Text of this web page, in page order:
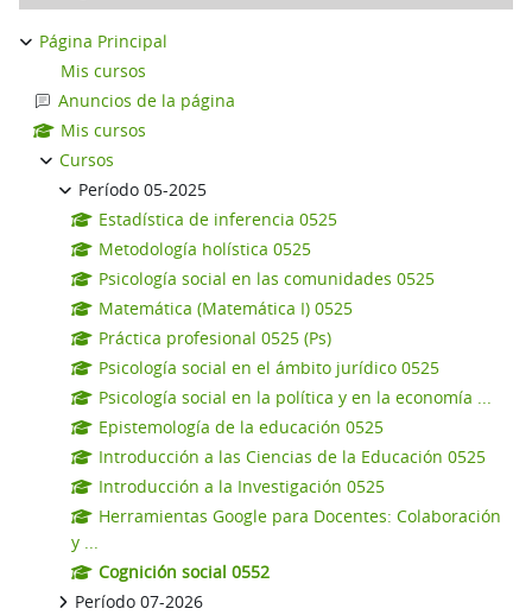
Página Principal
Mis cursos
Anuncios de la página
Mis cursos
Cursos
Período 05-2025
Estadística de inferencia 0525
Metodología holística 0525
Psicología social en las comunidades 0525
Matemática (Matemática I) 0525
Práctica profesional 0525 (Ps)
Psicología social en el ámbito jurídico 0525
Psicología social en la política y en la economía ...
Epistemología de la educación 0525
Introducción a las Ciencias de la Educación 0525
Introducción a la Investigación 0525
Herramientas Google para Docentes: Colaboración
y ...
Cognición social 0552
Período 07-2026